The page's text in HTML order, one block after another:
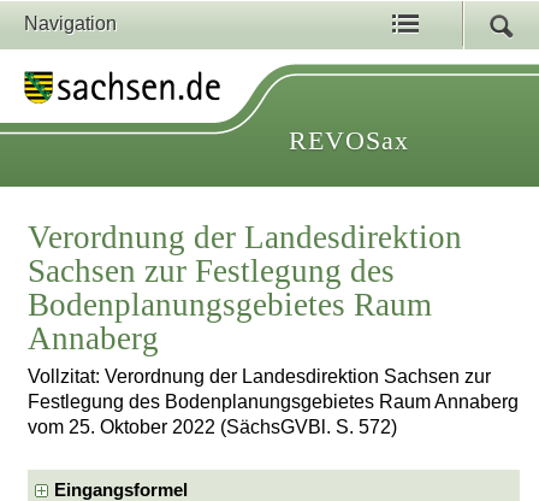
Navigation
REVOSax
Verordnung der Landesdirektion
Sachsen zur Festlegung des
Bodenplanungsgebietes Raum
Annaberg
Vollzitat: Verordnung der Landesdirektion Sachsen zur
Festlegung des Bodenplanungsgebietes Raum Annaberg
vom 25. Oktober 2022 (SächsGVBl. S. 572)
Eingangsformel